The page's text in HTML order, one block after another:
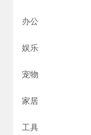
办公
娱乐
宠物
家居
工具